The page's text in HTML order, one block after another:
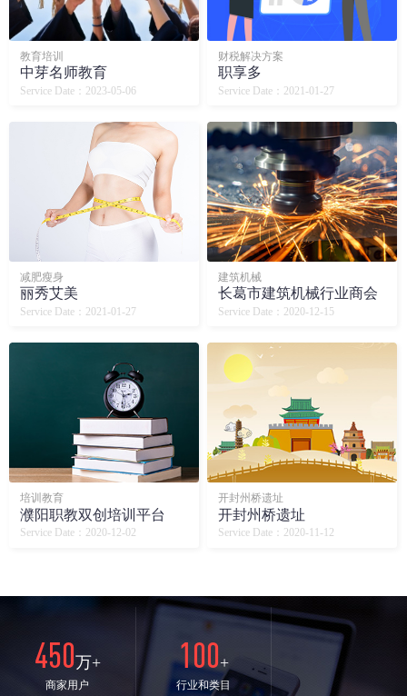
教育培训
中芽名师教育
Service Date：2023-05-06
财税解决方案
职享多
Service Date：2021-01-27
减肥瘦身
丽秀艾美
Service Date：2021-01-27
建筑机械
长葛市建筑机械行业商会
Service Date：2020-12-15
培训教育
濮阳职教双创培训平台
Service Date：2020-12-02
开封州桥遗址
开封州桥遗址
Service Date：2020-11-12
450万+
商家用户
100+
行业和类目